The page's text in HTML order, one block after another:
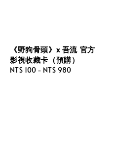
《野狗骨頭》x 吾流 官方
影視收藏卡（預購）
Regular
NT$ 100 - NT$ 980